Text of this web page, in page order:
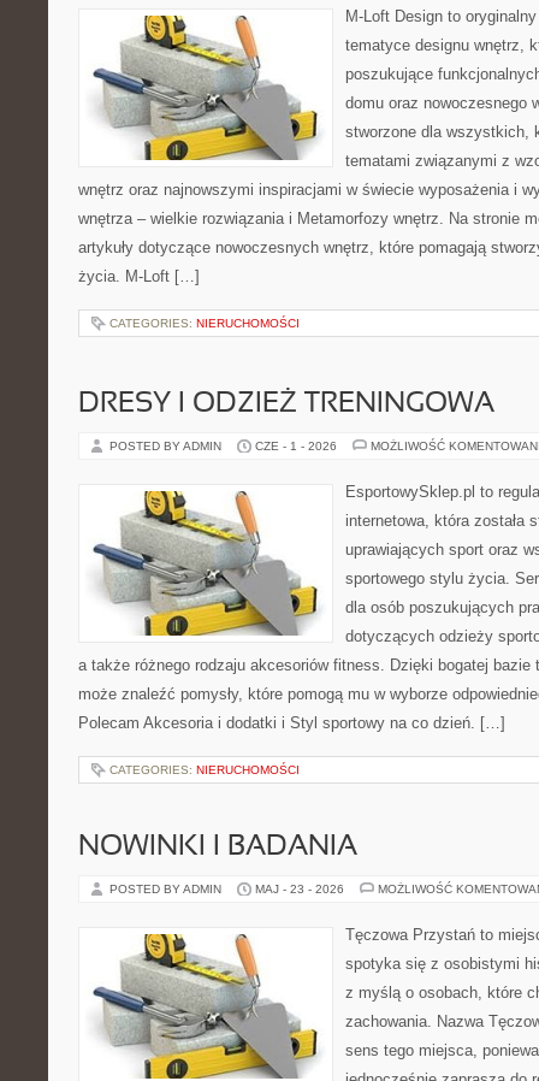
M-Loft Design to
tematyce designu wnętrz,
poszukujące
domu oraz nowoczesnego
stworzone dla wszystkich,
tematami związanymi z
wnętrz oraz najnowszymi inspiracjami w świecie wyposażenia i
wnętrza – wielkie rozwiązania i Metamorfozy wnętrz. Na stronie
artykuły dotyczące nowoczesnych wnętrz, które pomagają
życia. M-Loft […]
CATEGORIES: NIERUCHOMOŚCI
DRESY I ODZIEŻ TRENINGOWA
POSTED BY ADMIN CZE - 1 - 2026 MOŻLIWOŚĆ
EsportowySklep.pl to
internetowa, która została
uprawiających sport oraz
sportowego stylu życia.
dla osób poszukujących
dotyczących odzieży
a także różnego rodzaju akcesoriów fitness. Dzięki bogatej
może znaleźć pomysły, które pomogą mu w wyborze
Polecam Akcesoria i dodatki i Styl sportowy na co dzień. […]
CATEGORIES: NIERUCHOMOŚCI
NOWINKI I BADANIA
POSTED BY ADMIN MAJ - 23 - 2026 MOŻLIWOŚĆ
Tęczowa Przystań to
spotyka się z osobistymi
z myślą o osobach, które
zachowania. Nazwa
sens tego miejsca,